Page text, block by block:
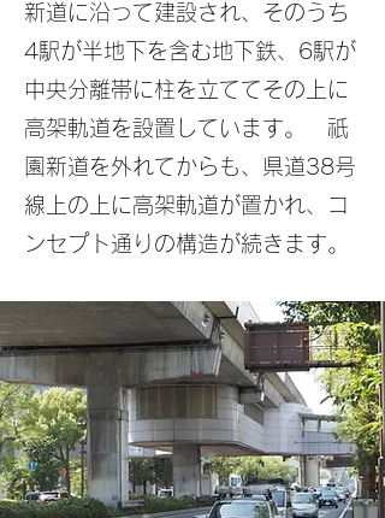
新道に沿って建設され、そのうち
4駅が半地下を含む地下鉄、6駅が
中央分離帯に柱を立ててその上に
高架軌道を設置しています。 祇
園新道を外れてからも、県道38号
線上の上に高架軌道が置かれ、コ
ンセプト通りの構造が続きます。